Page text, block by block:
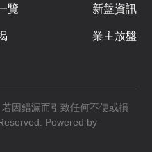
套)
呎
覽 新盤資訊
業主放盤
因錯漏而引致任何不便或損
Powered by